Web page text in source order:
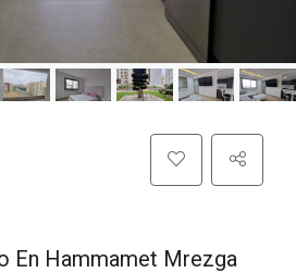
En Hammamet Mrezga